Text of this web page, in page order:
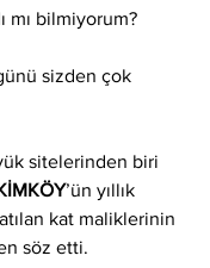
mı bilmiyorum?
sizden çok
sitelerinden biri
’ün yıllık
kat maliklerinin
söz etti.